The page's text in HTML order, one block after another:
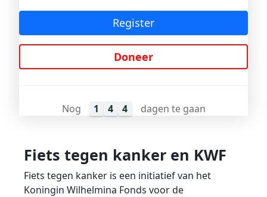
Register
Doneer
Nog 1 4 4 dagen te gaan
Fiets tegen kanker en KWF
Fiets tegen kanker is een initiatief van het
Koningin Wilhelmina Fonds voor de